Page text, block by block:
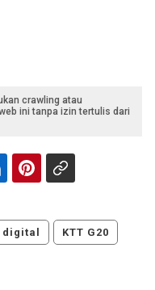
crawling atau
ini tanpa izin tertulis dari
KTT G20